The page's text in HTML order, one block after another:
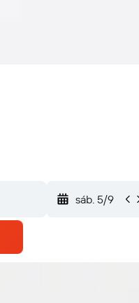
sáb. 5/9